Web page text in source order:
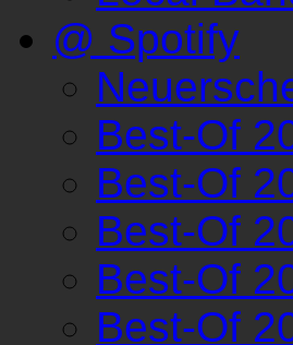
@ Spotify
Best-Of
Best-Of
Best-Of
Best-Of
Best-Of